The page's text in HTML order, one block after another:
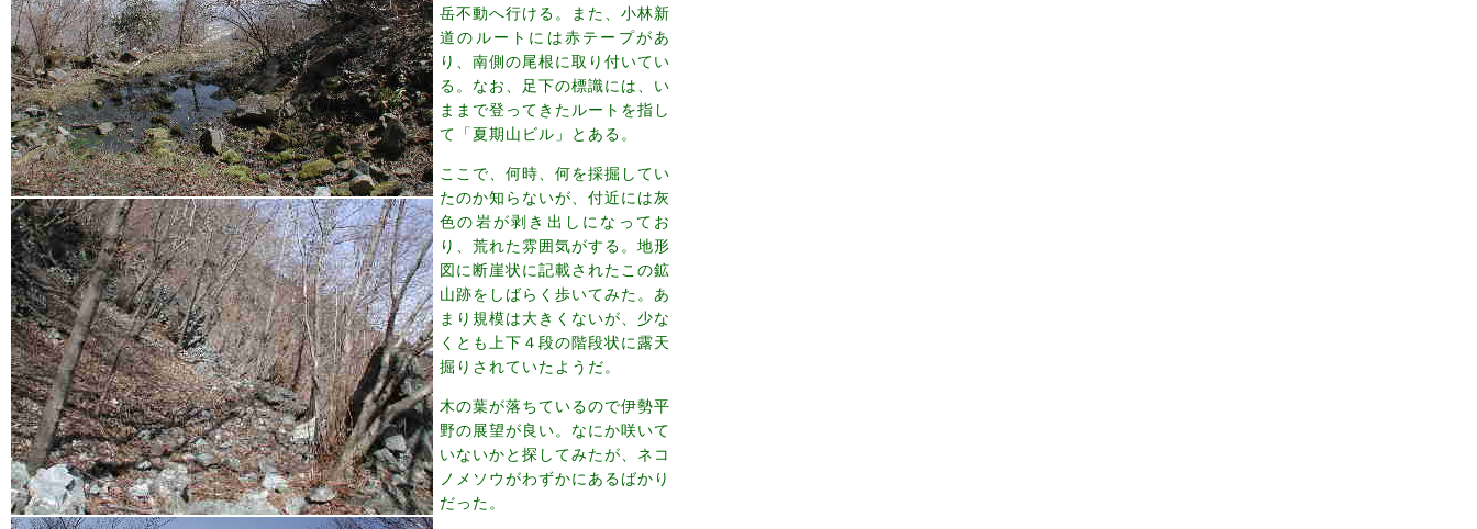
岳不動へ行ける。また、小林新
道のルートには赤テープがあ
り、南側の尾根に取り付いてい
る。なお、足下の標識には、い
ままで登ってきたルートを指し
て「夏期山ビル」とある。
ここで、何時、何を採掘してい
たのか知らないが、付近には灰
色の岩が剥き出しになってお
り、荒れた雰囲気がする。地形
図に断崖状に記載されたこの鉱
山跡をしばらく歩いてみた。あ
まり規模は大きくないが、少な
くとも上下４段の階段状に露天
掘りされていたようだ。
木の葉が落ちているので伊勢平
野の展望が良い。なにか咲いて
いないかと探してみたが、ネコ
ノメソウがわずかにあるばかり
だった。